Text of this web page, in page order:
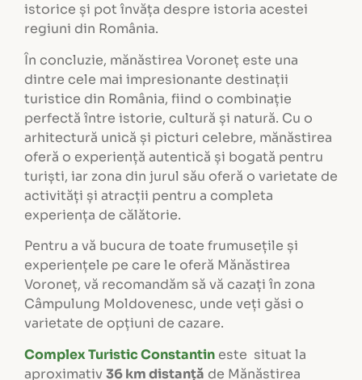
istorice și pot învăța despre istoria acestei
regiuni din România.
În concluzie, mănăstirea Voroneț este una
dintre cele mai impresionante destinații
turistice din România, fiind o combinație
perfectă între istorie, cultură și natură. Cu o
arhitectură unică și picturi celebre, mănăstirea
oferă o experiență autentică și bogată pentru
turiști, iar zona din jurul său oferă o varietate de
activități și atracții pentru a completa
experiența de călătorie.
Pentru a vă bucura de toate frumusețile și
experiențele pe care le oferă Mănăstirea
Voroneț, vă recomandăm să vă cazați în zona
Câmpulung Moldovenesc, unde veți găsi o
varietate de opțiuni de cazare.
Complex Turistic Constantin este situat la
aproximativ36 km distanță de Mănăstirea